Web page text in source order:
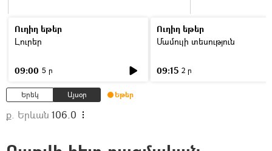
Ուղիղ եթեր
Լուրեր
09:00 5 ր
Ուղիղ եթեր
Մամուլի տեսություն
09:15 2 ր
Երեկ Այսօր Եթեր
ք. Երևան 106.0